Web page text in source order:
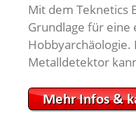
Mit dem Teknetics
Grundlage für eine
Hobbyarchäologie.
Metalldetektor